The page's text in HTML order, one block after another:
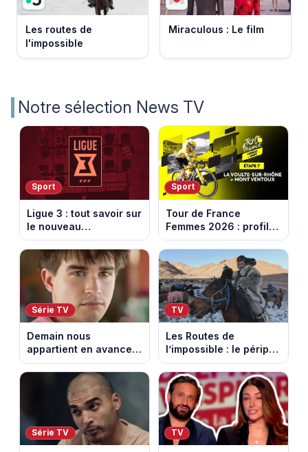
Les routes de
l'impossible
Miraculous : Le film
Notre sélection News TV
Sport
Ligue 3 : tout savoir sur
le nouveau
championnat qui
succède au National
Sport
Tour de France
Femmes 2026 : profil
et horaires de la 7e
étape entre La Voulte-
sur-Rhône et le Mont
Ventoux
Série TV
Demain nous
appartient en avance:
Samuel perd le
contrôle. Episode du 10
août 2026.
TV
Les Routes de
l’impossible : le périple
glacial d’une famille
nomade en Mongolie
Série TV TV